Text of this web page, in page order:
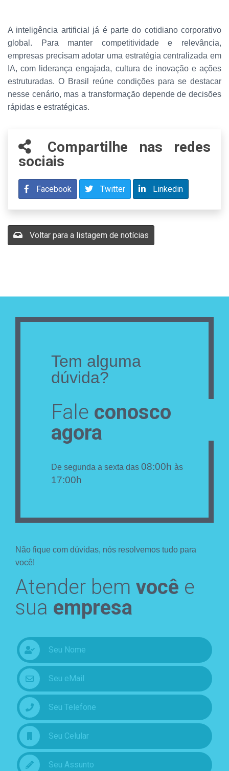
A inteligência artificial já é parte do cotidiano corporativo
global. Para manter competitividade e relevância,
empresas precisam adotar uma estratégia centralizada em
IA, com liderança engajada, cultura de inovação e ações
estruturadas. O Brasil reúne condições para se destacar
nesse cenário, mas a transformação depende de decisões
rápidas e estratégicas.
Compartilhe nas redes
sociais
Facebook Twitter Linkedin
Voltar para a listagem de notícias
Tem alguma
dúvida?
Fale conosco
agora
De segunda a sexta das 08:00h às
17:00h
Não fique com dúvidas, nós resolvemos tudo para
você!
Atender bem você e
sua empresa